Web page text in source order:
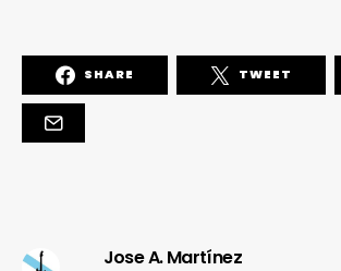
SHARE TWEET
Jose A. Martínez